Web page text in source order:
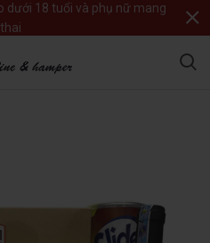
dưới 18 tuổi và phụ nữ mang
thai